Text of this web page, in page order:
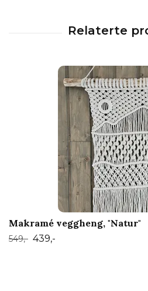
Makramé veggheng, "Natur"
549,- 439,-